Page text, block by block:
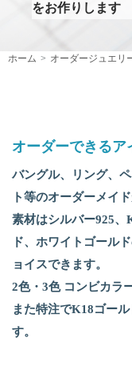
をお作りします
ホーム オーダージュエリ
オーダーできるア
バングル、リング、
ト等のオーダーメイ
素材はシルバー925、
ド、ホワイトゴール
ョイスできます。
2色・3色 コンビカラ
また特注でK18ゴー
す。